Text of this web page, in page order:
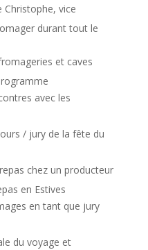
vice
durant tout le
et caves
avec les
/ jury de la fête du
chez un producteur
en Estives
en tant que jury
du voyage et